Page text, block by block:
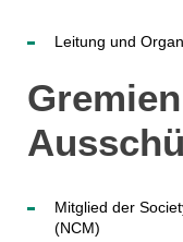
Leitung und
Mitglied der
(NCM)